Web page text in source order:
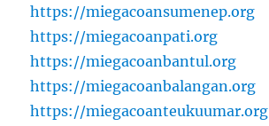
https://miegacoansumenep.org
https://miegacoanpati.org
https://miegacoanbantul.org
https://miegacoanbalangan.org
https://miegacoanteukuumar.org